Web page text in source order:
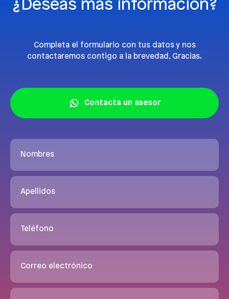
¿Deseas más información?
Completa el formulario con tus datos y nos
contactaremos contigo a la brevedad, Gracias.
Contacta un asesor
Nombres
Apellidos
Teléfono
Correo electrónico